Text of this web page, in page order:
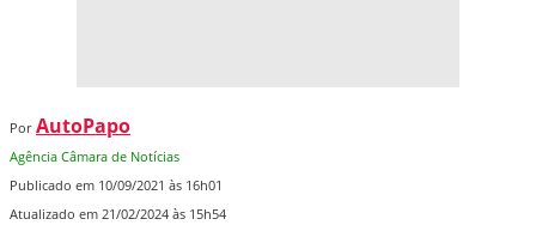
Por AutoPapo
Agência Câmara de Notícias
Publicado em 10/09/2021 às 16h01
Atualizado em 21/02/2024 às 15h54